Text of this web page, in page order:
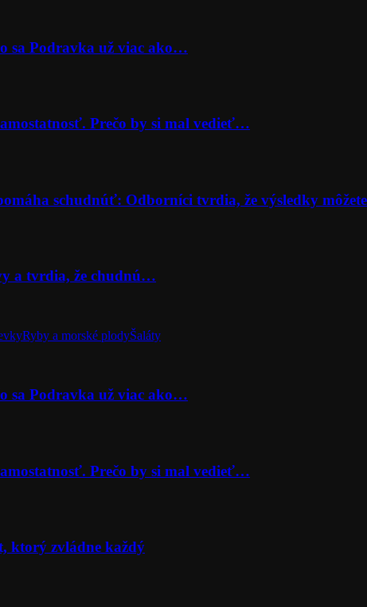
sa Podravka už viac ako…
Prečo by si mal vedieť…
schudnúť: Odborníci tvrdia, že výsledky
a tvrdia, že chudnú…
Ryby a morské plodyŠaláty
sa Podravka už viac ako…
Prečo by si mal vedieť…
ktorý zvládne každý